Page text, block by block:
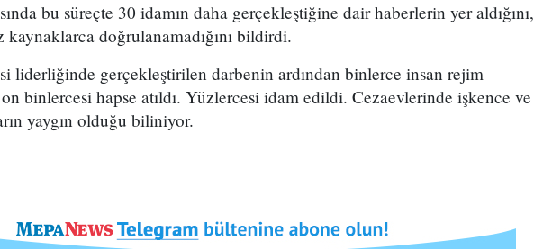
bu süreçte 30 idamın daha gerçekleştiğine dair haberlerin yer aldığını,
kaynaklarca doğrulanamadığını bildirdi.
liderliğinde gerçekleştirilen darbenin ardından binlerce insan rejim
binlercesi hapse atıldı. Yüzlercesi idam edildi. Cezaevlerinde işkence ve
yaygın olduğu biliniyor.